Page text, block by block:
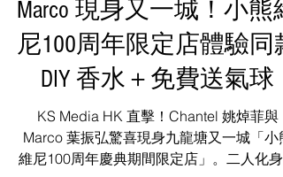
📸【現場直擊】Chantel、
Marco 現身又一城！小熊
尼100周年限定店體驗同
DIY 香水＋免費送氣球
KS Media HK 直擊！Chantel 姚焯菲與